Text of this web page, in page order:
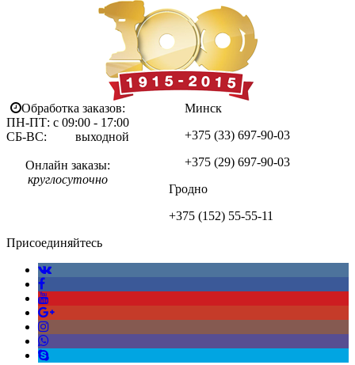
Обработка заказов:
ПН-ПТ: с 09:00 - 17:00
СБ-ВС: выходной
Онлайн заказы:
круглосуточно
Минск
+375 (33) 697-90-03
+375 (29) 697-90-03
Гродно
+375 (152) 55-55-11
Присоединяйтесь